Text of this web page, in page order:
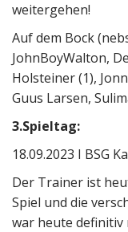
weitergehen!
Auf dem Bock
JohnBoyWalton,
Holsteiner (1),
Guus Larsen,
3.Spieltag:
18.09.2023 I BSG
Der Trainer ist
Spiel und die
war heute definitiv